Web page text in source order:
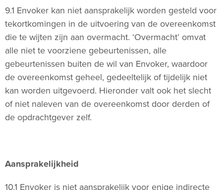
9.1 Envoker kan niet aansprakelijk worden gesteld voor
tekortkomingen in de uitvoering van de overeenkomst
die te wijten zijn aan overmacht. ‘Overmacht’ omvat
alle niet te voorziene gebeurtenissen, alle
gebeurtenissen buiten de wil van Envoker, waardoor
de overeenkomst geheel, gedeeltelijk of tijdelijk niet
kan worden uitgevoerd. Hieronder valt ook het slecht
of niet naleven van de overeenkomst door derden of
de opdrachtgever zelf.
Aansprakelijkheid
10.1 Envoker is niet aansprakelijk voor enige indirecte